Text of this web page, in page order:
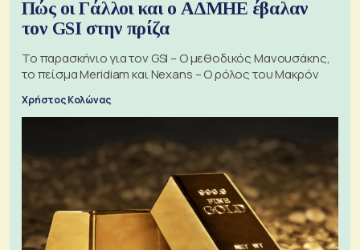
Πώς οι Γάλλοι και ο ΑΔΜΗΕ έβαλαν
τον GSI στην πρίζα
Το παρασκήνιο για τον GSI – Ο μεθοδικός Μανουσάκης,
το πείσμα Meridiam και Nexans – Ο ρόλος του Μακρόν
Χρήστος Κολώνας